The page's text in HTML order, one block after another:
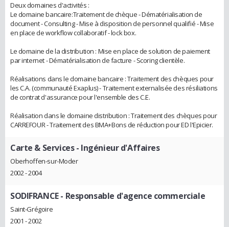
Deux domaines d'activités :
Le domaine bancaire:Traitement de chèque - Dématérialisation de
document - Consulting - Mise à disposition de personnel qualifié - Mise
en place de workflow collaboratif - lock box.
Le domaine de la distribution : Mise en place de solution de paiement
par internet - Dématérialisation de facture - Scoring clientèle.
Réalisations dans le domaine bancaire : Traitement des chèques pour
les C.A. (communauté Exaplus) - Traitement externalisée des résiliations
de contrat d'assurance pour l'ensemble des C.E.
Réalisation dans le domaine distribution : Traitement des chèques pour
CARREFOUR - Traitement des BMA+Bons de réduction pour ED l'Epicier.
Carte & Services- Ingénieur d'Affaires
Oberhoffen-sur-Moder
2002 - 2004
SODIFRANCE- Responsable d'agence commerciale
Saint-Grégoire
2001 - 2002